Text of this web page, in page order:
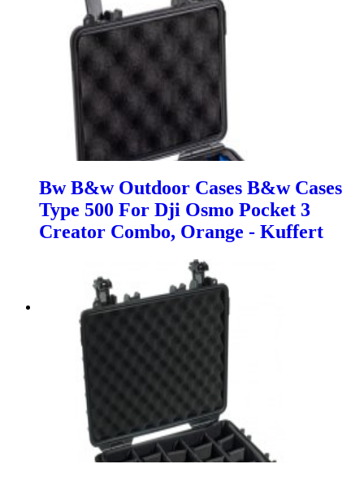
Bw B&w Outdoor Cases B&w Cases
Type 500 For Dji Osmo Pocket 3
Creator Combo, Orange - Kuffert